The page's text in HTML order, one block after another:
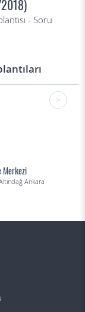
- Soru
>
Merkezi
Ankara